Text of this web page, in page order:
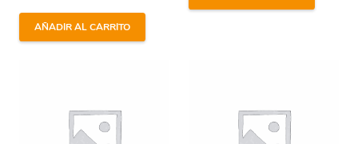
AÑADIR AL CARRITO